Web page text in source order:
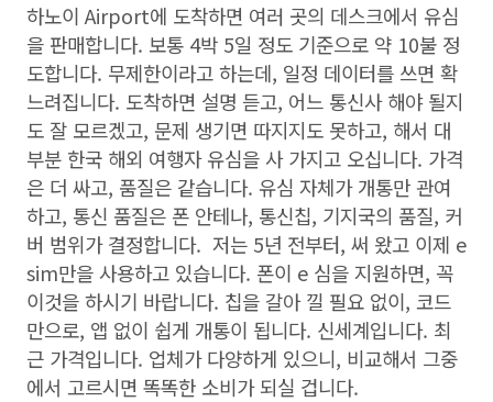
하노이 Airport에 도착하면 여러 곳의 데스크에서 유심
을 판매합니다. 보통 4박 5일 정도 기준으로 약 10불 정
도합니다. 무제한이라고 하는데, 일정 데이터를 쓰면 확
느려집니다. 도착하면 설명 듣고, 어느 통신사 해야 될지
도 잘 모르겠고, 문제 생기면 따지지도 못하고, 해서 대
부분 한국 해외 여행자 유심을 사 가지고 오십니다. 가격
은 더 싸고, 품질은 같습니다. 유심 자체가 개통만 관여
하고, 통신 품질은 폰 안테나, 통신칩, 기지국의 품질, 커
버 범위가 결정합니다. 저는 5년 전부터, 써 왔고 이제 e
sim만을 사용하고 있습니다. 폰이 e 심을 지원하면, 꼭
이것을 하시기 바랍니다. 칩을 갈아 낄 필요 없이, 코드
만으로, 앱 없이 쉽게 개통이 됩니다. 신세계입니다. 최
근 가격입니다. 업체가 다양하게 있으니, 비교해서 그중
에서 고르시면 똑똑한 소비가 되실 겁니다.